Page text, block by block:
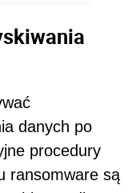
danych po
procedury
ransomware są